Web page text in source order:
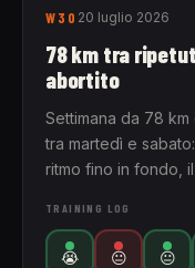
W30 20 luglio 2026
78 km tra
abortito
Settimana da 78
tra martedì e
ritmo fino in fondo,
TRAINING LOG
😭 😐 😐